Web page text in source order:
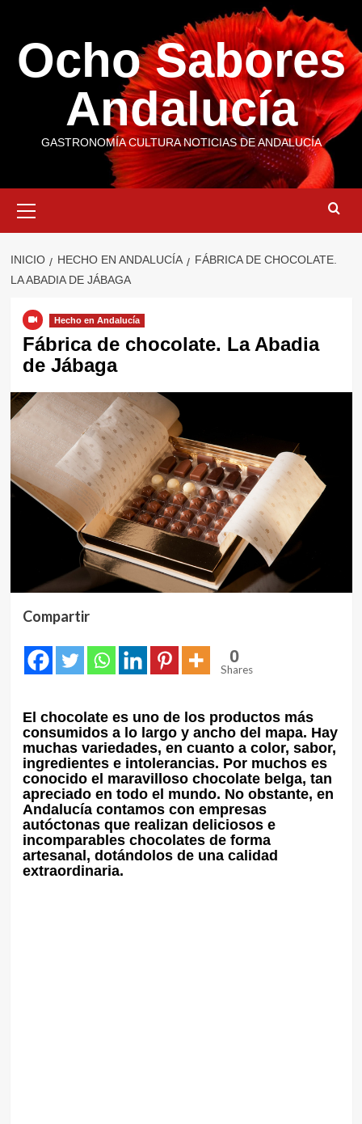
contenido
Ocho Sabores
Andalucía
GASTRONOMÍA CULTURA NOTICIAS DE ANDALUCÍA
primario
INICIO HECHO EN ANDALUCÍA
FÁBRICA DE CHOCOLATE.
LA ABADIA DE JÁBAGA
Hecho en Andalucía
Fábrica de chocolate. La Abadia
de Jábaga
Compartir
0
Shares
El chocolate es uno de los productos más
consumidos a lo largo y ancho del mapa. Hay
muchas variedades, en cuanto a color, sabor,
ingredientes e intolerancias. Por muchos es
conocido el maravilloso chocolate belga, tan
apreciado en todo el mundo. No obstante, en
Andalucía contamos con empresas
autóctonas que realizan deliciosos e
incomparables chocolates de forma
artesanal, dotándolos de una calidad
extraordinaria.